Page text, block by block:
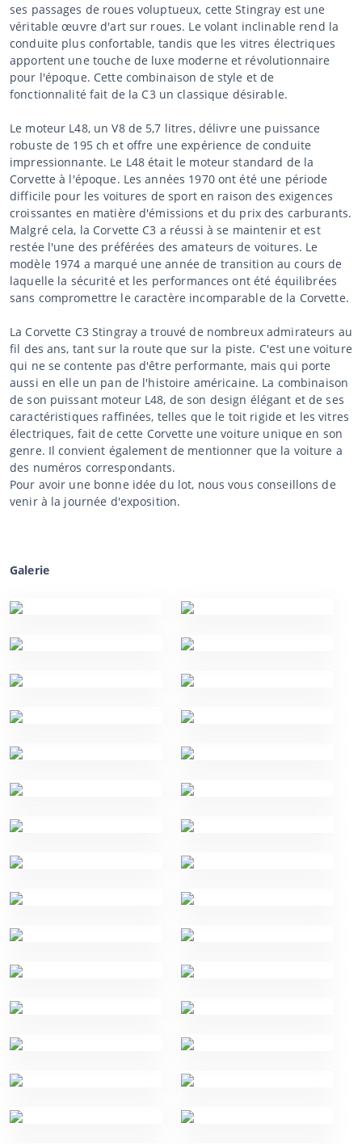
ses passages de roues voluptueux, cette Stingray est une
véritable œuvre d'art sur roues. Le volant inclinable rend la
conduite plus confortable, tandis que les vitres électriques
apportent une touche de luxe moderne et révolutionnaire
pour l'époque. Cette combinaison de style et de
fonctionnalité fait de la C3 un classique désirable.
Le moteur L48, un V8 de 5,7 litres, délivre une puissance
robuste de 195 ch et offre une expérience de conduite
impressionnante. Le L48 était le moteur standard de la
Corvette à l'époque. Les années 1970 ont été une période
difficile pour les voitures de sport en raison des exigences
croissantes en matière d'émissions et du prix des carburants.
Malgré cela, la Corvette C3 a réussi à se maintenir et est
restée l'une des préférées des amateurs de voitures. Le
modèle 1974 a marqué une année de transition au cours de
laquelle la sécurité et les performances ont été équilibrées
sans compromettre le caractère incomparable de la Corvette.
La Corvette C3 Stingray a trouvé de nombreux admirateurs au
fil des ans, tant sur la route que sur la piste. C'est une voiture
qui ne se contente pas d'être performante, mais qui porte
aussi en elle un pan de l'histoire américaine. La combinaison
de son puissant moteur L48, de son design élégant et de ses
caractéristiques raffinées, telles que le toit rigide et les vitres
électriques, fait de cette Corvette une voiture unique en son
genre. Il convient également de mentionner que la voiture a
des numéros correspondants.
Pour avoir une bonne idée du lot, nous vous conseillons de
venir à la journée d'exposition.
Galerie